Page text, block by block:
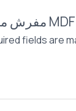
fields are